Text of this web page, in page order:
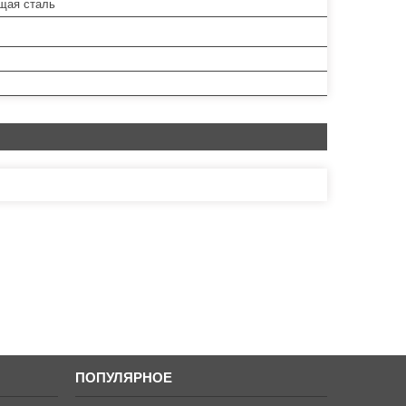
сталь
ПОПУЛЯРНОЕ